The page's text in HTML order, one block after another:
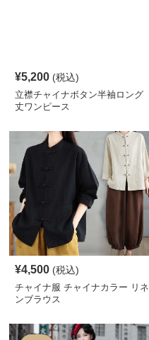
¥5,200 (税込)
立襟チャイナボタン半袖ロング
丈ワンピース
¥4,500 (税込)
チャイナ服 チャイナカラー リネ
ンブラウス